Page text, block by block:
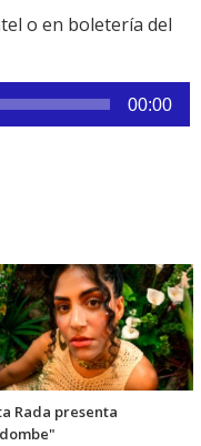
o en boletería del
00:00
Rada presenta